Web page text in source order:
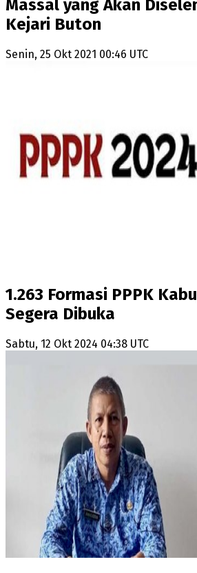
Massal yang Akan
Kejari Buton
Senin, 25 Okt 2021 00:46 UTC
1.263 Formasi PPPK
Segera Dibuka
Sabtu, 12 Okt 2024 04:38 UTC